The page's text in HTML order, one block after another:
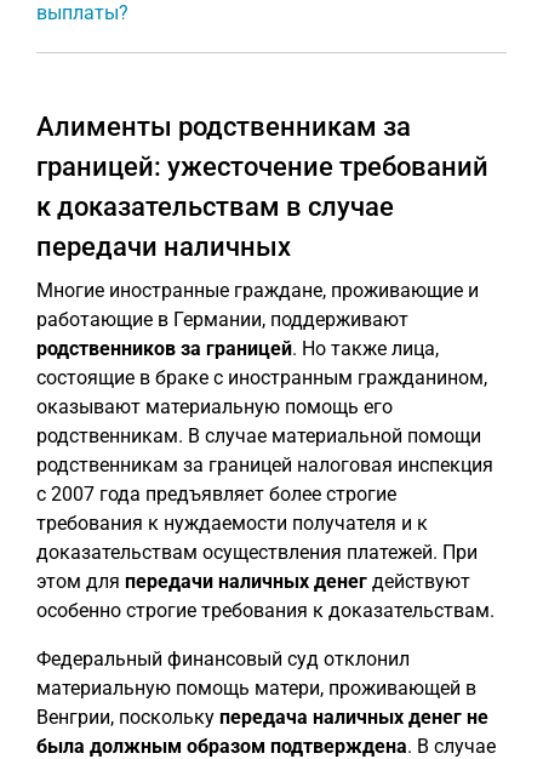
выплаты?
Алименты родственникам за
границей: ужесточение требований
к доказательствам в случае
передачи наличных
Многие иностранные граждане, проживающие и
работающие в Германии, поддерживают
родственников за границей. Но также лица,
состоящие в браке с иностранным гражданином,
оказывают материальную помощь его
родственникам. В случае материальной помощи
родственникам за границей налоговая инспекция
с 2007 года предъявляет более строгие
требования к нуждаемости получателя и к
доказательствам осуществления платежей. При
этом для передачи наличных денег действуют
особенно строгие требования к доказательствам.
Федеральный финансовый суд отклонил
материальную помощь матери, проживающей в
Венгрии, поскольку передача наличных денег не
была должным образом подтверждена. В случае